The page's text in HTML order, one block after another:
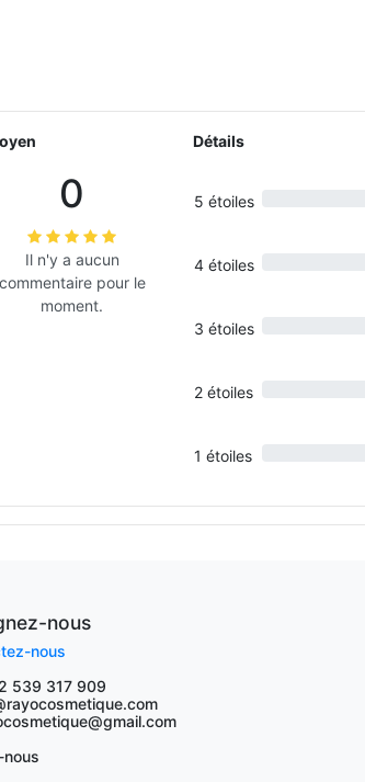
0
Il n'y a aucun
pour le
moment.
Détails
5 étoiles
4 étoiles
3 étoiles
2 étoiles
1 étoiles
nous
nous
539 317 909